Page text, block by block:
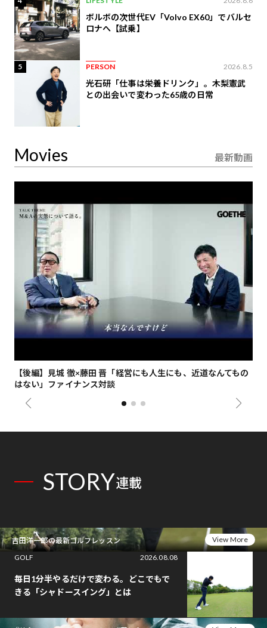
ボルボの次世代EV「Volvo EX60」でバルセ
ロナへ【試乗】
5 PERSON 2026.8.5
光石研「仕事は栄養ドリンク」。木梨憲武
との出会いで変わった65歳の日常
Movies 最新動画
【後編】見城 徹×藤田 晋「経営にも人生にも、近道なんてもの
はない」ファイナンス対談
STORY連載
吉田洋一郎の最新ゴルフレッスン
View More
GOLF
2026.08.08
毎日1分半やるだけで変わる。どこでもで
きる「シャドースイング」とは